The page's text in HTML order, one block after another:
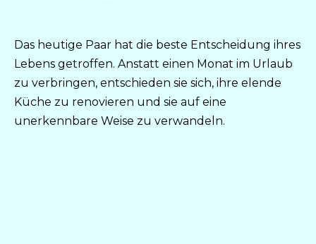
Das heutige Paar hat die beste Entscheidung ihres
Lebens getroffen. Anstatt einen Monat im Urlaub
zu verbringen, entschieden sie sich, ihre elende
Küche zu renovieren und sie auf eine
unerkennbare Weise zu verwandeln.